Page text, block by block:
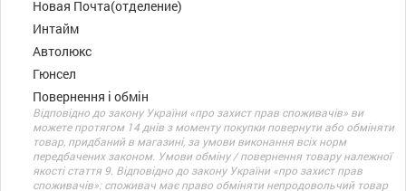
Новая Почта(отделение)
Интайм
Автолюкс
Гюнсел
Повернення і обмін
Відповідно до закону України «про захист прав споживачів» ви
можете протягом 14 днів з моменту покупки повернути або обміняти
товар, придбаний в магазині, за умови виконання всіх норм
передбачених законом. Умови обміну / повернення товару належної
якості стаття 9. Відповідно до закону України «про захист прав
споживачів»: споживач має право обміняти непродовольчий товар